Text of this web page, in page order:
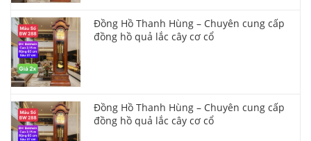
Đồng Hồ Thanh Hùng – Chuyên cung cấp
đồng hồ quả lắc cây cơ cổ
Đồng Hồ Thanh Hùng – Chuyên cung cấp
đồng hồ quả lắc cây cơ cổ